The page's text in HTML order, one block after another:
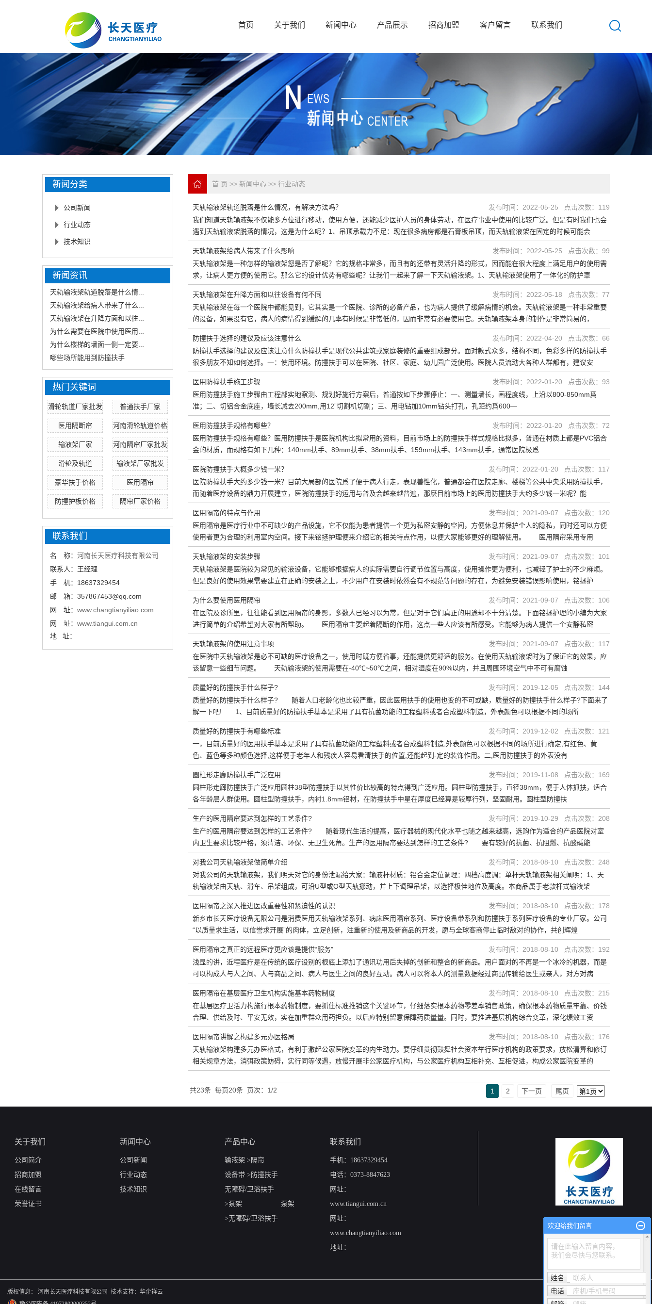
首页 关于我们
公司简介
招商加盟
在线留言
新闻中心
行业动态
技术知识
产品展示
输液架
隔帘
设备带
防撞扶手
泵架
招商加盟 客户留言 联系我们
联系方式
新闻分类
公司新闻
行业动态
技术知识
新闻资讯
天轨输液架轨道脱落是什么情...
天轨输液架给病人带来了什么...
天轨输液架在升降方面和以往...
为什么需要在医院中使用医用...
为什么楼梯的墙面一侧一定要...
哪些场所能用到防撞扶手
热门关键词
滑轮轨道厂家批发 普通扶手厂家
医用隔断帘 河南滑轮轨道价格
输液架厂家 河南隔帘厂家批发
滑轮及轨道 输液架厂家批发
豪华扶手价格 医用隔帘
防撞护板价格 隔帘厂家价格
联系我们
名 称： 河南长天医疗科技有限公司
联系人：王经理
手 机：18637329454
邮 箱：357867453@qq.com
网 址： www.changtianyiliao.com
网 址： www.tiangui.com.cn
地 址：
首 页 >> 新闻中心 >> 行业动态
天轨输液架轨道脱落是什么情况，有解决方法吗？
我们知道天轨输液架不仅能多方位进行移动，使用方便，还能减少医护人员的身体劳动，在医疗事业中使用的比较广泛。但是有时我们也会
遇到天轨输液架脱落的情况，这是为什么呢？1、吊顶承载力不足：现在很多病房都是石膏板吊顶，而天轨输液架在固定的时候可能会
发布时间：2022-05-25 点击次数：119
天轨输液架给病人带来了什么影响
天轨输液架是一种怎样的输液架您是否了解呢？它的规格非常多，而且有的还带有灵活升降的形式，因而能在很大程度上满足用户的使用需
求，让病人更方便的使用它。那么它的设计优势有哪些呢？让我们一起来了解一下天轨输液架。1、天轨输液架使用了一体化的防护罩
发布时间：2022-05-25 点击次数：99
天轨输液架在升降方面和以往设备有何不同
天轨输液架在每一个医院中都能见到，它其实是一个医院、诊所的必备产品，也为病人提供了缓解病情的机会。天轨输液架是一种非常重要
的设备，如果没有它，病人的病情得到缓解的几率有时候是非常低的，因而非常有必要使用它。天轨输液架本身的制作是非常简易的，
发布时间：2022-05-18 点击次数：77
防撞扶手选择的建议及应该注意什么
防撞扶手选择的建议及应该注意什么防撞扶手是现代公共建筑或家庭装修的重要组成部分。面对款式众多，结构不同，色彩多样的防撞扶手
很多朋友不知如何选择。一：使用环境。防撞扶手可以在医院、社区、家庭、幼儿园广泛使用。医院人员流动大各种人群都有，建议安
发布时间：2022-04-20 点击次数：66
医用防撞扶手施工步骤
医用防撞扶手施工步骤由工程部实地察测、规划好施行方案后，普通按如下步骤停止：一、测量墙长，画程度线，上沿以800-850mm爲
准；二、切铝合金底座，墙长减去200mm,用12”切割机切割；三、用电钻加10mm钻头打孔，孔距约爲600—
发布时间：2022-01-20 点击次数：93
医用防撞扶手规格有哪些？
医用防撞扶手规格有哪些？医用防撞扶手是医院机构比拟常用的资料，目前市场上的防撞扶手样式规格比拟多，普通在材质上都是PVC铝合
金的材质，而规格有如下几种：140mm扶手、89mm扶手、38mm扶手、159mm扶手、143mm扶手，通常医院极爲
发布时间：2022-01-20 点击次数：72
医院防撞扶手大概多少钱一米？
医院防撞扶手大约多少钱一米？目前大局部的医院爲了便于病人行走，表现兽性化，普通都会在医院走廊、楼梯等公共中央采用防撞扶手，
而随着医疗设备的鼎力开展建立，医院防撞扶手的运用与普及会越来越普遍，那麼目前市场上的医用防撞扶手大约多少钱一米呢？能
发布时间：2022-01-20 点击次数：117
医用隔帘的特点与作用
医用隔帘是医疗行业中不可缺少的产品设施，它不仅能为患者提供一个更为私密安静的空间，方便休息并保护个人的隐私，同时还可以方便
使用者更为合理的利用室内空间。接下来铭拯护理便来介绍它的相关特点作用，以便大家能够更好的理解使用。 医用隔帘采用专用
发布时间：2021-09-07 点击次数：120
天轨输液架的安装步骤
天轨输液架是医院较为常见的输液设备，它能够根据病人的实际需要自行调节位置与高度，使用操作更为便利，也减轻了护士的不少麻烦。
但是良好的使用效果需要建立在正确的安装之上，不少用户在安装时依然会有不规范等问题的存在，为避免安装错误影响使用，铭拯护
发布时间：2021-09-07 点击次数：101
为什么要使用医用隔帘
在医院及诊所里，往往能看到医用隔帘的身影，多数人已经习以为常，但是对于它们真正的用途却不十分清楚。下面铭拯护理的小编为大家
进行简单的介绍希望对大家有所帮助。 医用隔帘主要起着隔断的作用，这点一些人应该有所感受。它能够为病人提供一个安静私密
发布时间：2021-09-07 点击次数：106
天轨输液架的使用注意事项
在医院中天轨输液架是必不可缺的医疗设备之一，使用时既方便省事，还能提供更舒适的服务。在使用天轨输液架时为了保证它的效果，应
该留意一些细节问题。 天轨输液架的使用需要在-40℃~50℃之间，相对湿度在90%以内，并且周围环境空气中不可有腐蚀
发布时间：2021-09-07 点击次数：117
质量好的防撞扶手什么样子?
质量好的防撞扶手什么样子? 随着人口老龄化也比较严重，因此医用扶手的使用也变的不可或缺，质量好的防撞扶手什么样子?下面来了
解一下吧! 1、目前质量好的防撞扶手基本是采用了具有抗菌功能的工程塑料或者合成塑料制造，外表颜色可以根据不同的场所
发布时间：2019-12-05 点击次数：144
质量好的防撞扶手有哪些标准
一，目前质量好的医用扶手基本是采用了具有抗菌功能的工程塑料或者台成塑料制造,外表颜色可以根据不同的场所进行确定,有红色、黄
色、蓝色等多种颜色选择,这样便于老年人和残疾人容易看清扶手的位置,还能起到-定的装饰作用。二,医用防撞扶手的外表没有
发布时间：2019-12-02 点击次数：121
圆柱形走廊防撞扶手广泛应用
圆柱形走廊防撞扶手广泛应用圆柱38型防撞扶手以其性价比较高的特点得到广泛应用。圆柱型防撞扶手，直径38mm，便于人体抓扶，适合
各年龄层人群使用。圆柱型防撞扶手，内衬1.8mm铝材，在防撞扶手中星在厚度已经算是较厚行列，坚固耐用。圆柱型防撞扶
发布时间：2019-11-08 点击次数：169
生产的医用隔帘要达到怎样的工艺条件?
生产的医用隔帘要达到怎样的工艺条件? 随着现代生活的提高，医疗器械的现代化水平也随之越来越高，选购作为适合的产品医院对室
内卫生要求比较严格，须清洁、环保、无卫生死角。生产的医用隔帘要达到怎样的工艺条件? 要有较好的抗菌、抗阻燃、抗酸碱能
发布时间：2019-10-29 点击次数：208
对我公司天轨输液架做简单介绍
对我公司的天轨输液架，我们明天对它的身份泄漏给大家：输液杆材质：铝合金定位调理：四档高度调：单杆天轨输液架相关阐明：1、天
轨输液架由天轨、滑车、吊架组成，可沿U型或O型天轨挪动，并上下调理吊架，以选择极佳地位及高度。本商品属于老款杆式输液架
发布时间：2018-08-10 点击次数：248
医用隔帘之深入推进医改重要性和紧迫性的认识
新乡市长天医疗设备无限公司是消费医用天轨输液架系列、病床医用隔帘系列、医疗设备带系列和防撞扶手系列医疗设备的专业厂家。公司
“以质量求生活，以信誉求开展”的肉体，立足创新，注重新的使用及新商品的开发，愿与全球客商停止临时敌对的协作，共创辉煌
发布时间：2018-08-10 点击次数：178
医用隔帘之真正的远程医疗更应该是提供“服务”
浅显的讲，近程医疗是在传统的医疗设别的根底上添加了通讯功用后失掉的创新和整合的新商品。用户面对的不再是一个冰冷的机器，而是
可以构成人与人之间、人与商品之间、病人与医生之间的良好互动。病人可以将本人的测量数据经过商品传输给医生或亲人，对方对病
发布时间：2018-08-10 点击次数：192
医用隔帘在基层医疗卫生机构实施基本药物制度
在基层医疗卫活力构施行根本药物制度，要抓住标准推销这个关键环节，仔细落实根本药物零差率销售政策，确保根本药物质量牢靠、价钱
合理、供给及时、平安无效，实在加重群众用药担负。以后应特别留意保障药质量量。同时，要推进基层机构综合变革，深化绩效工资
发布时间：2018-08-10 点击次数：215
医用隔帘讲解之构建多元办医格局
天轨输液架构建多元办医格式，有利于激起公家医院变革的内生动力。要仔细贯彻鼓舞社会资本举行医疗机构的政策要求，放松清算和修订
相关规章方法，消弭政策妨碍，实行同等候遇，放慢开展非公家医疗机构，与公家医疗机构互相补充、互相促进，构成公家医院变革的
发布时间：2018-08-10 点击次数：176
共23条 每页20条 页次：1/2 1 2 下一页 尾页
关于我们
公司简介
招商加盟
在线留言
荣誉证书
新闻中心
公司新闻
行业动态
技术知识
产品中心
输液架
隔帘
设备带
防撞扶手
无障碍/卫浴扶手
泵架
泵架
无障碍/卫浴扶手
联系我们
手机：18637329454
电话：0373-8847623
网址：
www.tiangui.com.cn
网址：
www.changtianyiliao.com
地址：
版权信息： 河南长天医疗科技有限公司 技术支持： 华企祥云
友情链接
欢迎给我们留言
请在此输入留言内容，
我们会尽快与您联系。
姓名
联系人
电话
座机/手机号码